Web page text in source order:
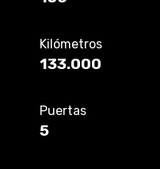
Kilómetros
133.000
Puertas
5